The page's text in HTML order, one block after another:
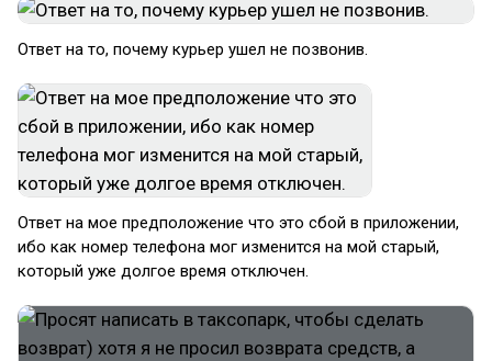
Ответ на то, почему курьер ушел не позвонив.
Ответ на мое предположение что это сбой в приложении,
ибо как номер телефона мог изменится на мой старый,
который уже долгое время отключен.